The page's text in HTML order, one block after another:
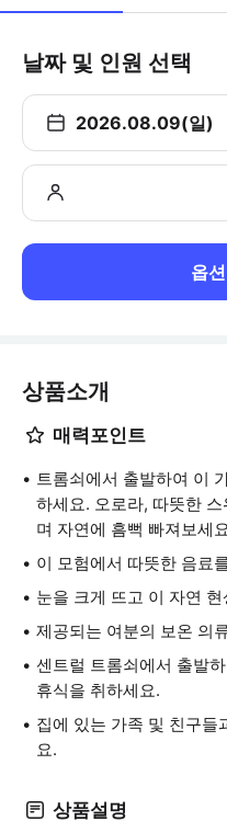
날짜 및 인원 선택
2026.08.09(일)
옵
상품소개
매력포인트
트롬쇠에서 출발하여 이
하세요. 오로라, 따뜻한
며 자연에 흠뻑 빠져보세
이 모험에서 따뜻한 음료
눈을 크게 뜨고 이 자연
제공되는 여분의 보온 의
센트럴 트롬쇠에서 출발
휴식을 취하세요.
집에 있는 가족 및 친구들
요.
상품설명